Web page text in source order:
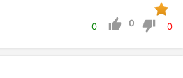
0 0 0